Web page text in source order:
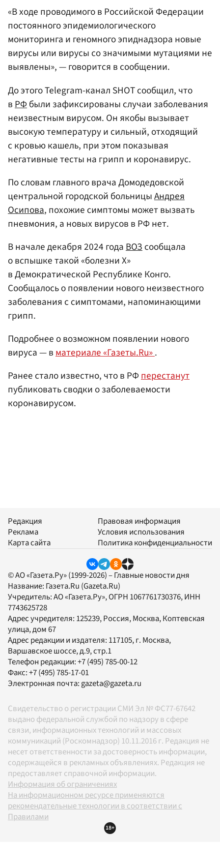
«В ходе проводимого в Российской Федерации
постоянного эпидемиологического
мониторинга и геномного эпиднадзора новые
вирусы или вирусы со значимыми мутациями не
выявлены», — говорится в сообщении.
До этого Telegram-канал SHOT сообщил, что
в РФбыли зафиксированы случаи заболевания
неизвестным вирусом. Он якобы вызывает
высокую температуру и сильный, отходящий
с кровью кашель, при этом показывая
негативные тесты на грипп и коронавирус.
По словам главного врача Домодедовской
центральной городской больницыАндрея
Осипова, похожие симптомы может вызвать
пневмония, а новых вирусов в РФ нет.
В начале декабря 2024 годаВОЗсообщала
о вспышке такой «болезни Х»
в Демократической Республике Конго.
Сообщалось о появлении нового неизвестного
заболевания с симптомами, напоминающими
грипп.
Подробнее о возможном появлении нового
вируса — вматериале «Газеты.Ru».
Ранее стало известно, что в РФперестанут
публиковать сводки о заболеваемости
коронавирусом.
Редакция
Реклама
Карта сайта
Правовая информация
Условия использования
Политика конфиденциальности
© АО «Газета.Ру» (1999-2026) – Главные новости дня
Название: Газета.Ru (Gazeta.Ru)
Учредитель:АО «Газета.Ру», ОГРН 1067761730376, ИНН
7743625728
Адрес учредителя: 125239, Россия, Москва, Коптевская
улица, дом 67
Адрес редакции и издателя: 117105, г. Москва,
Варшавское шоссе, д.9, стр.1
Телефон редакции:+7 (495) 785-00-12
Факс:+7 (495) 785-17-01
Электронная почта: gazeta@gazeta.ru
Свидетельство о регистрации СМИ Эл № ФС77-67642
выдано федеральной службой по надзору в сфере
связи, информационных технологий и массовых
коммуникаций (Роскомнадзор) 10.11.2016 г. Редакция не
несет ответственности за достоверность информации,
содержащейся в рекламных объявлениях. Редакция не
предоставляет справочной информации.
Информация об ограничениях
На информационном ресурсе применяются
рекомендательные технологии в соответствии с
Правилами
18+